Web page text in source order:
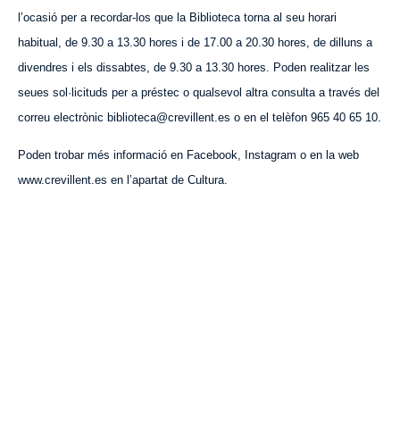
l’ocasió per a recordar-los que la Biblioteca torna al seu horari
habitual, de 9.30 a 13.30 hores i de 17.00 a 20.30 hores, de dilluns a
divendres i els dissabtes, de 9.30 a 13.30 hores. Poden realitzar les
seues sol·licituds per a préstec o qualsevol altra consulta a través del
correu electrònic biblioteca@crevillent.es o en el telèfon 965 40 65 10.
Poden trobar més informació en Facebook, Instagram o en la web
www.crevillent.es en l’apartat de Cultura.